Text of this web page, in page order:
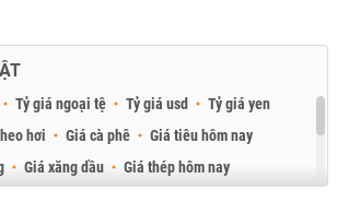
Tỷ giá ngoại tệ Tỷ giá usd
Tỷ giá yen
hơi Giá cà phê
Giá tiêu hôm nay
Giá xăng dầu
Giá thép hôm nay